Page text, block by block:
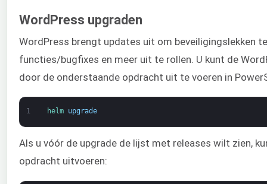
WordPress upgraden
WordPress brengt updates uit om beveiligingslekken
functies/bugfixes en meer uit te rollen. U kunt de
door de onderstaande opdracht uit te voeren in
1 helm upgrade
Als u vóór de upgrade de lijst met releases wilt zien,
opdracht uitvoeren: